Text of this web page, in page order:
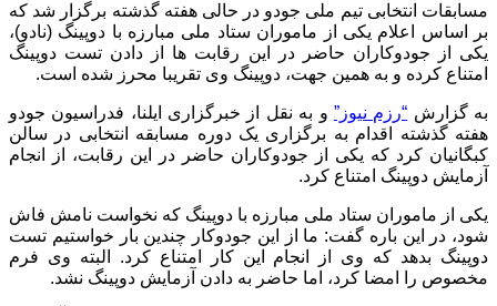
مسابقات انتخابی تیم ملی جودو در حالی هفته گذشته برگزار شد که
بر اساس اعلام یکی از ماموران ستاد ملی مبارزه با دوپینگ (نادو)،
یکی از جودوکاران حاضر در این رقابت ها از دادن تست دوپینگ
امتناع کرده و به همین جهت، دوپینگ وی تقریبا محرز شده است.
به گزارش “رزم نیوز” و به نقل از خبرگزاری ایلنا، فدراسیون جودو
هفته گذشته اقدام به برگزاری یک دوره مسابقه انتخابی در سالن
کبگانیان کرد که یکی از جودوکاران حاضر در این رقابت، از انجام
آزمایش دوپینگ امتناع کرد.
یکی از ماموران ستاد ملی مبارزه با دوپینگ که نخواست نامش فاش
شود، در این باره گفت: ما از این جودوکار چندین بار خواستیم تست
دوپینگ بدهد که وی از انجام این کار امتناع کرد. البته وی فرم
مخصوص را امضا کرد، اما حاضر به دادن آزمایش دوپینگ نشد.